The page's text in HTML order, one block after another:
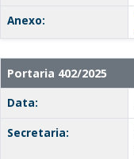
Anexo:
Portaria 402/2025
Data:
Secretaria: